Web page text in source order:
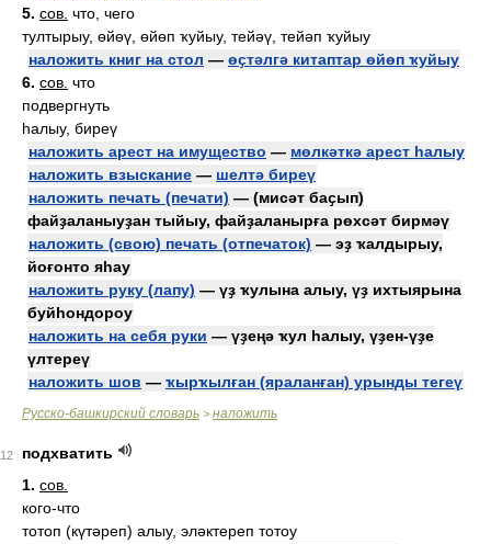
5. сов. что, чего
тултырыу, өйөү, өйөп ҡуйыу, тейәү, тейәп ҡуйыу
наложить книг на стол — өҫтәлгә китаптар өйөп ҡуйыу
6. сов. что
подвергнуть
һалыу, биреү
наложить арест на имущество — мөлкәткә арест һалыу
наложить взыскание — шелтә биреү
наложить печать (печати) — (мисәт баҫып)
файҙаланыуҙан тыйыу, файҙаланырға рөхсәт бирмәү
наложить (свою) печать (отпечаток) — эҙ ҡалдырыу,
йоғонто яһау
наложить руку (лапу) — үҙ ҡулына алыу, үҙ ихтыярына
буйһондороу
наложить на себя руки — үҙеңә ҡул һалыу, үҙен-үҙе
үлтереү
наложить шов — ҡырҡылған (яраланған) урынды тегеү
Русско-башкирский словарь > наложить
12
подхватить
1. сов.
кого-что
тотоп (күтәреп) алыу, эләктереп тотоу